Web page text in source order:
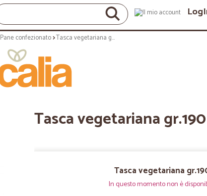
Pane confezionato Tasca vegetariana gr.190
Tasca vegetariana gr.190
Tasca vegetariana
In questo momento non è